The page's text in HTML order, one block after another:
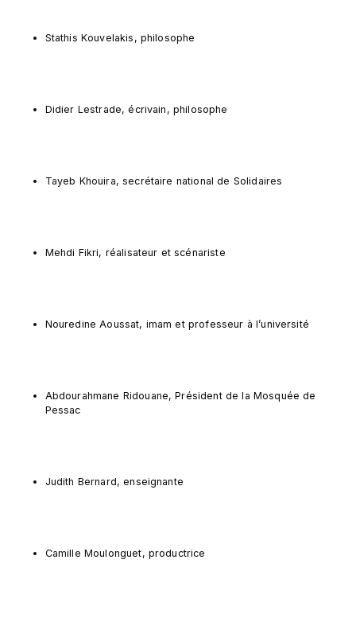
Stathis Kouvelakis, philosophe
Didier Lestrade, écrivain, philosophe
Tayeb Khouira, secrétaire national de Solidaires
Mehdi Fikri, réalisateur et scénariste
Nouredine Aoussat, imam et professeur à l’université
Abdourahmane Ridouane, Président de la Mosquée de
Pessac
Judith Bernard, enseignante
Camille Moulonguet, productrice